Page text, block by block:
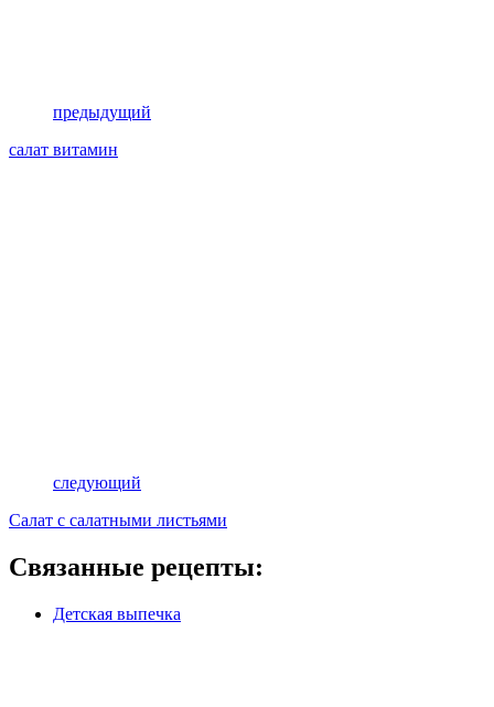
предыдущий
салат витамин
следующий
Салат с салатными листьями
Связанные рецепты:
Детская выпечка